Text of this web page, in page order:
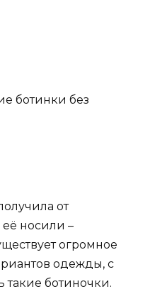
ботинки без
от
носили –
огромное
одежды, с
такие ботиночки.